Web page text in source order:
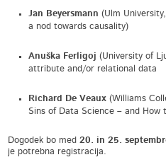
Jan Beyersmann (Ulm
a nod towards causality)
Anuška Ferligoj (University of
attribute and/or relational data
Richard De Veaux (Williams
Sins of Data Science – and How
Dogodek bo med20. in 25.
je potrebna registracija.